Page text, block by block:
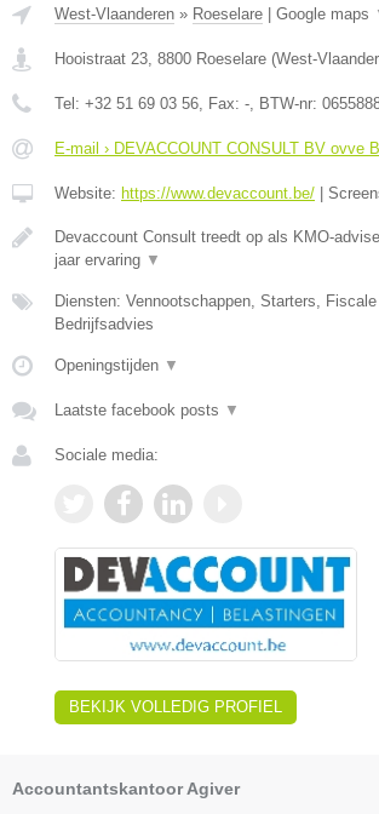
West-Vlaanderen » Roeselare Google maps
Hooistraat 23, 8800 Roeselare (West-
Tel: +32 51 69 03 56, Fax: -, BTW-nr:
E-mail › DEVACCOUNT CONSULT BV ovve
Website: https://www.devaccount.be/
Devaccount Consult treedt op als KMO-
jaar ervaring ▼
Diensten: Vennootschappen, Starters,
Bedrijfsadvies
Openingstijden ▼
Laatste facebook posts ▼
Sociale media:
BEKIJK VOLLEDIG PROFIEL
Accountantskantoor Agiver